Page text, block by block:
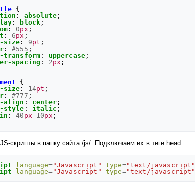
{
: absolute ;
: block ;
: 0px ;
: 6px ;
size: 9pt ;
: #555 ;
: uppercase ;
spacing : 2px ;
{
size : 14pt ;
: #777 ;
align : center ;
style: italic ;
: 40px 10px ;
скрипты в папку сайта /js/. Подключаем их в теге head.
language="Javascript" type="text/javascript"
language="Javascript" type="text/javascript"